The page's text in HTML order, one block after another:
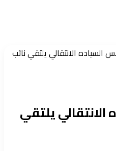
السياده الانتقالي يلتقي نائب
يلتقي